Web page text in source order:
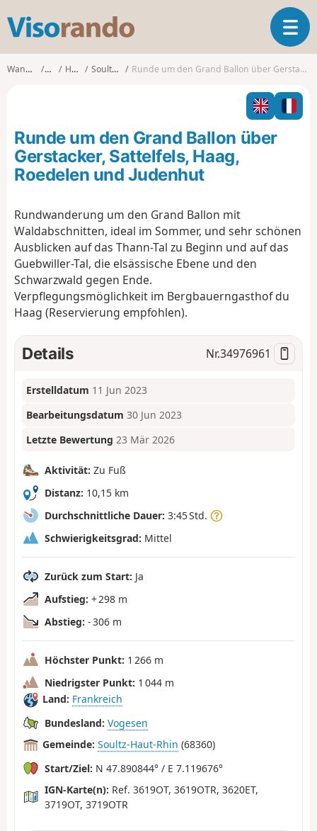
s
o
o
T
o
g
l
n
i
Wanderungen Elsass
Haut-Rhin Soultz-Haut-Rhin Runde um den Grand Ballon über Gerstacker, Sattelfels, Haag, Roedelen und Judenhut
Runde um den Grand Ballon über
Gerstacker, Sattelfels, Haag,
Roedelen und Judenhut
Rundwanderung um den Grand Ballon mit
Waldabschnitten, ideal im Sommer, und sehr schönen
Ausblicken auf das Thann-Tal zu Beginn und auf das
Guebwiller-Tal, die elsässische Ebene und den
Schwarzwald gegen Ende.
Verpflegungsmöglichkeit im Bergbauerngasthof du
Haag (Reservierung empfohlen).
Details Nr.34976961
Erstelldatum 11 Jun 2023
Bearbeitungsdatum 30 Jun 2023
Letzte Bewertung 23 Mär 2026
Aktivität: Zu Fuß
Distanz: 10,15 km
Durchschnittliche Dauer: 3:45 Std.
Schwierigkeitsgrad: Mittel
Zurück zum Start: Ja
Aufstieg: + 298 m
Abstieg: - 306 m
Höchster Punkt: 1 266 m
Niedrigster Punkt: 1 044 m
Land: Frankreich
Bundesland: Vogesen
Gemeinde: Soultz-Haut-Rhin (68360)
Start/Ziel: N 47.890844° / E 7.119676°
IGN-Karte(n): Ref. 3619OT, 3619OTR, 3620ET,
3719OT, 3719OTR